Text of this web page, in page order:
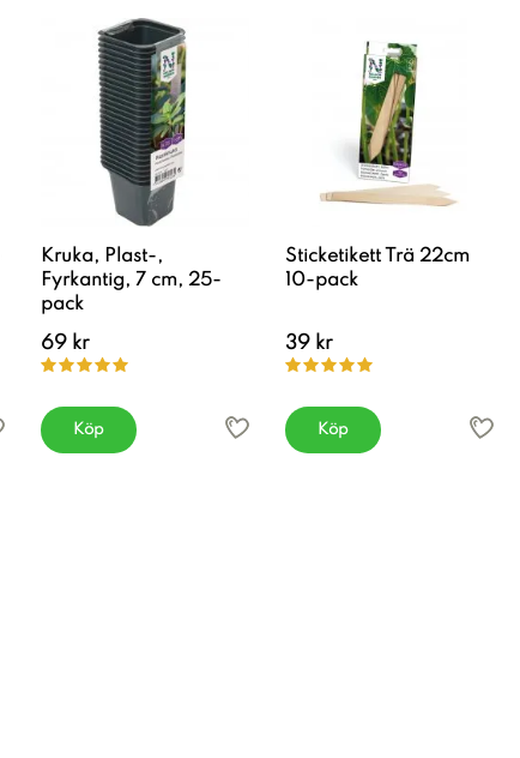
Kruka, Plast-,
Fyrkantig, 7 cm, 25-
pack
69 kr
Köp
Sticketikett Trä 22cm
10-pack
39 kr
Köp